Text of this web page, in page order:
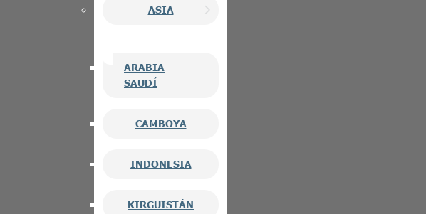
ASIA
ARABIA
SAUDÍ
CAMBOYA
INDONESIA
KIRGUISTÁN